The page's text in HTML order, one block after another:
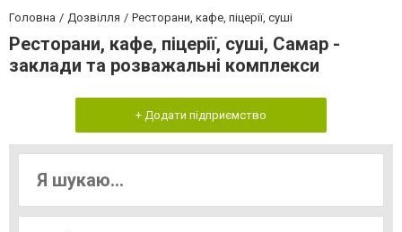
Головна Дозвілля Ресторани, кафе, піцерії, суші
Ресторани, кафе, піцерії, суші, Самар -
заклади та розважальні комплекси
+ Додати підприємство